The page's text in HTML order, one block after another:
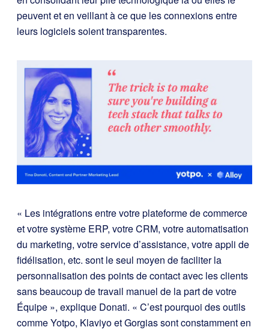
peuvent et en veillant à ce que les connexions entre
leurs logiciels soient transparentes.
« Les intégrations entre votre plateforme de commerce
et votre système ERP, votre CRM, votre automatisation
du marketing, votre service d’assistance, votre appli de
fidélisation, etc. sont le seul moyen de faciliter la
personnalisation des points de contact avec les clients
sans beaucoup de travail manuel de la part de votre
Équipe », explique Donati. « C’est pourquoi des outils
comme Yotpo, Klaviyo et Gorgias sont constamment en